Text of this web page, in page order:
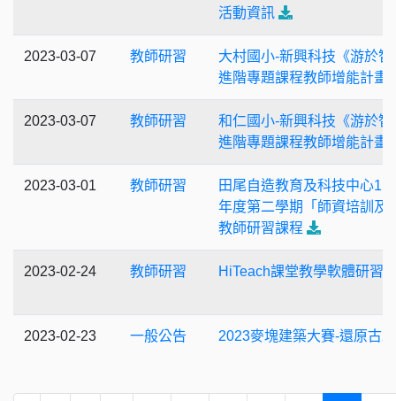
活動資訊
2023-03-07 教師研習
大村國小-新興科技《游於智
進階專題課程教師增能計畫
2023-03-07 教師研習
和仁國小-新興科技《游於智
進階專題課程教師增能計畫
2023-03-01 教師研習
田尾自造教育及科技中心
年度第二學期「師資培訓及
教師研習課程
2023-02-24 教師研習 HiTeach課堂教學軟體研習
2023-02-23 一般公告 2023麥塊建築大賽-還原古蹟